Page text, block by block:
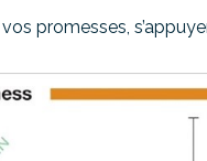
promesses,